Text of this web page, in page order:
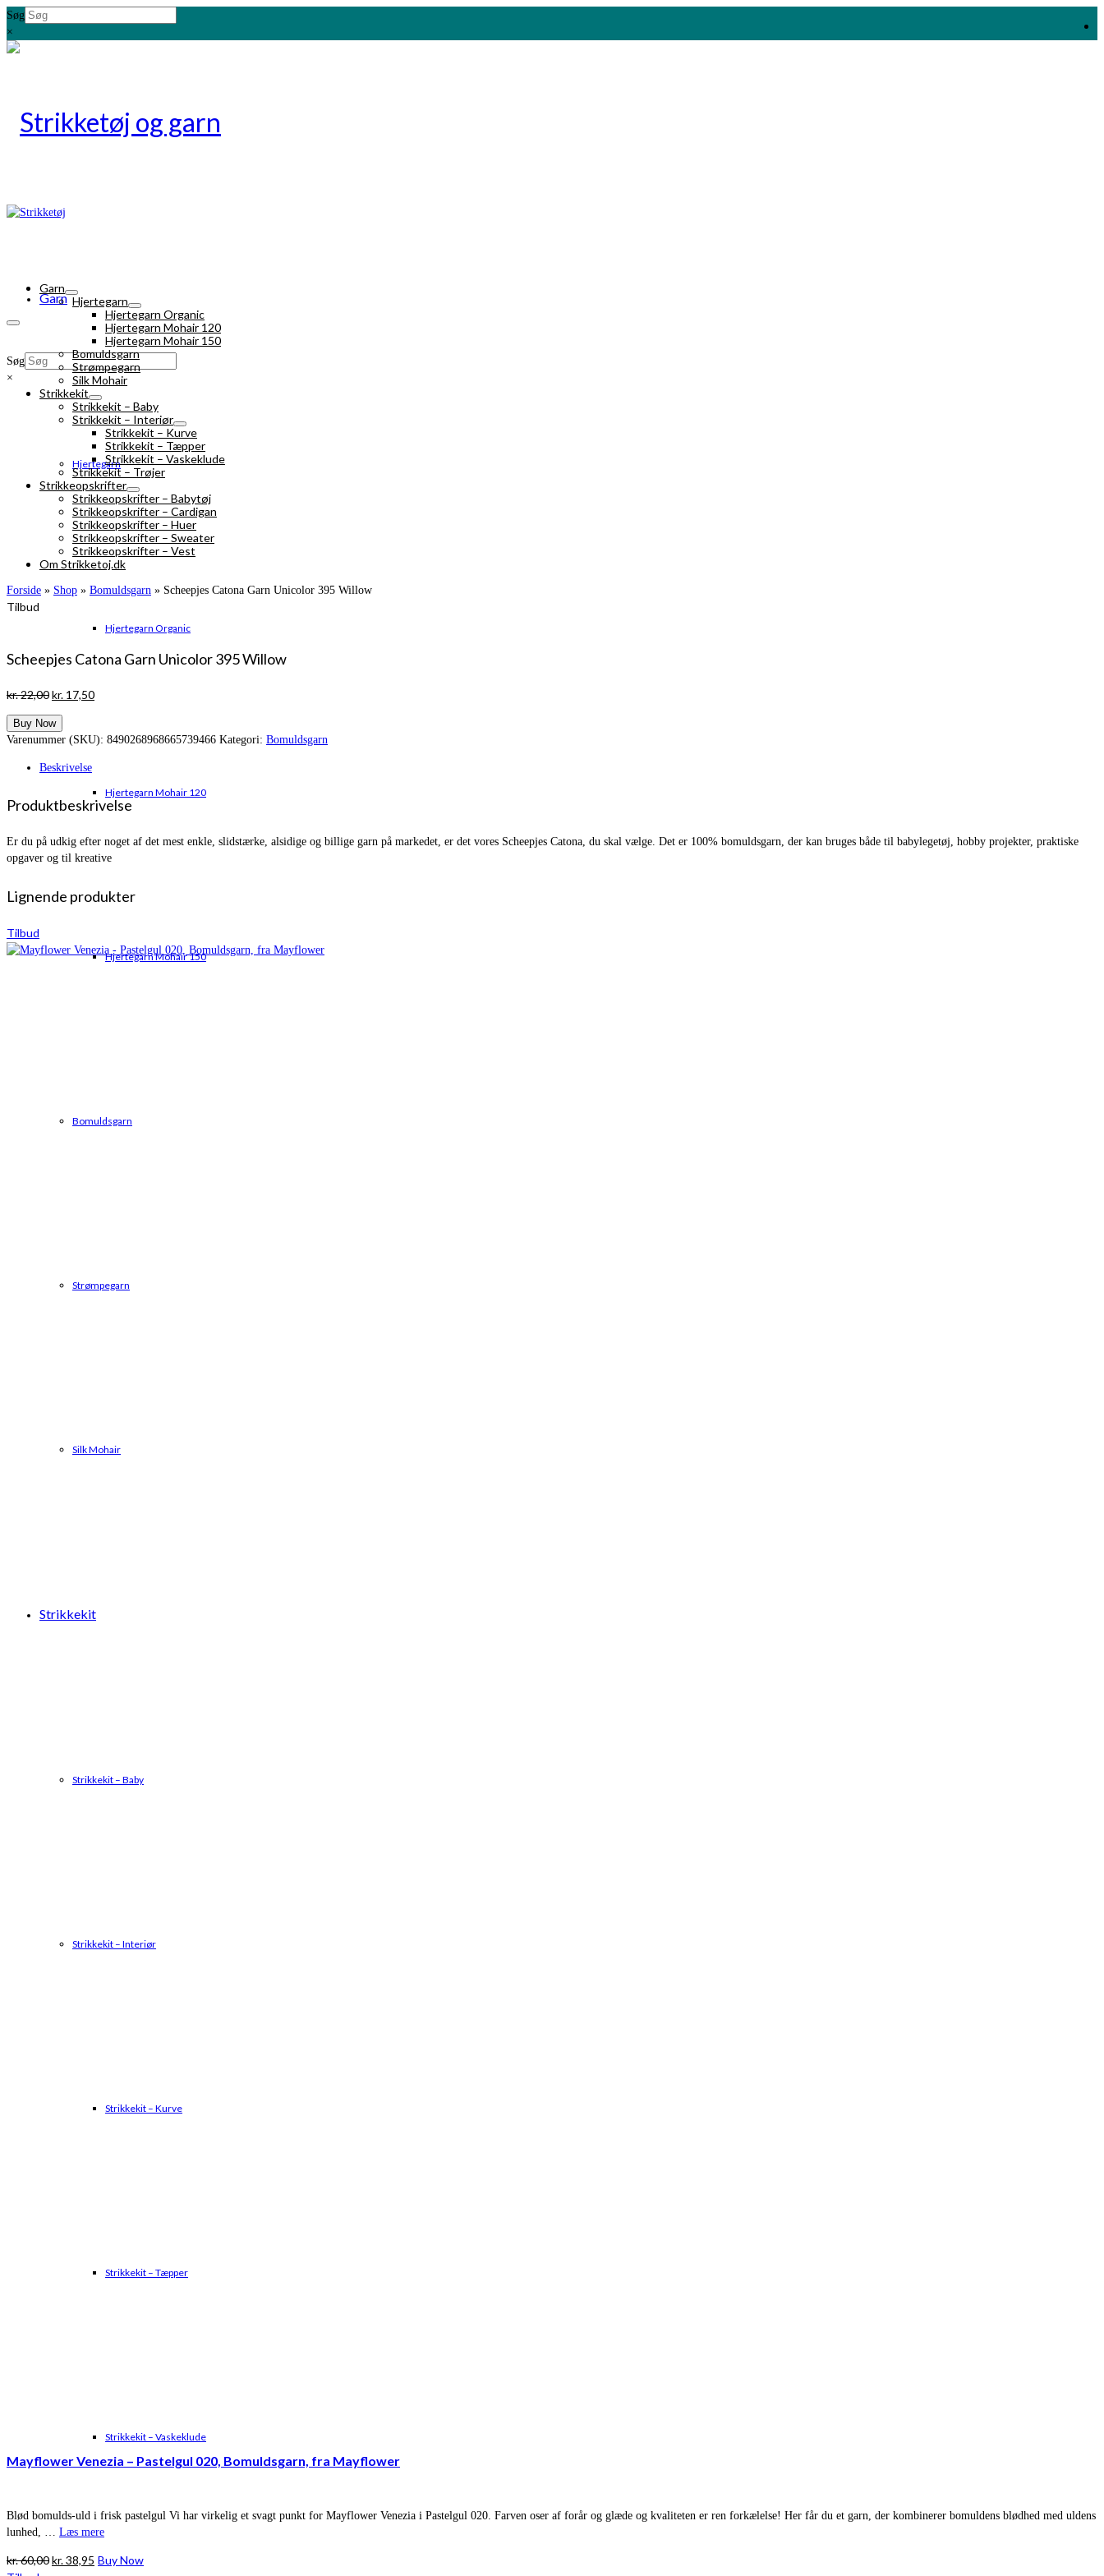
Søg
×
Garn
Hjertegarn
Hjertegarn Organic
Hjertegarn Mohair 120
Hjertegarn Mohair 150
Bomuldsgarn
Strømpegarn
Silk Mohair
Strikkekit
Strikkekit – Baby
Strikkekit – Interiør
Strikkekit – Kurve
Strikkekit – Tæpper
Strikkekit – Vaskeklude
Søg
×
Garn
Hjertegarn
Hjertegarn Organic
Hjertegarn Mohair 120
Hjertegarn Mohair 150
Bomuldsgarn
Strømpegarn
Silk Mohair
Strikkekit
Strikkekit – Baby
Strikkekit – Interiør
Strikkekit – Kurve
Strikkekit – Tæpper
Strikkekit – Vaskeklude
Strikkekit – Trøjer
Strikkeopskrifter
Strikkeopskrifter – Babytøj
Strikkeopskrifter – Cardigan
Strikkeopskrifter – Huer
Strikkeopskrifter – Sweater
Strikkeopskrifter – Vest
Om Strikketoj.dk
Forside » Shop » Bomuldsgarn » Scheepjes Catona Garn Unicolor 395 Willow
Tilbud
Scheepjes Catona Garn Unicolor 395 Willow
kr.22,00Den
pris
var:
kr. 17,50Den
er:
Buy Now
Varenummer (SKU): 8490268968665739466 Kategori: Bomuldsgarn
Beskrivelse
Produktbeskrivelse
Er du på udkig efter noget af det mest enkle, slidstærke, alsidige og billige garn på markedet, er det vores Scheepjes Catona, du skal vælge. Det er 100% bomuldsgarn, der kan bruges både til babylegetøj, hobby projekter, praktiske
opgaver og til kreative
Lignende produkter
Tilbud
Mayflower Venezia – Pastelgul 020, Bomuldsgarn, fra Mayflower
Blød bomulds-uld i frisk pastelgul Vi har virkelig et svagt punkt for Mayflower Venezia i Pastelgul 020. Farven oser af forår og glæde og kvaliteten er ren forkælelse! Her får du et garn, der kombinerer bomuldens blødhed med uldens
lunhed, … Læs mere
kr.60,00Den
kr.38,95 Den
Buy Now